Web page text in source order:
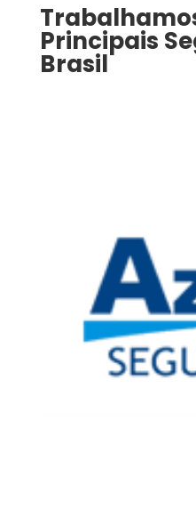
Principais
Brasil